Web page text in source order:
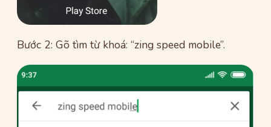
Bước 2: Gõ tìm từ khoá: “zing speed mobile”.